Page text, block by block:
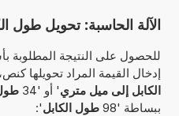
الآلة الحاسبة: تحويل طول
للحصول على النتيجة
إدخال القيمة المراد تحويلها
الكابل إلى ميل متري' أو '34
ببساطة '98
طول الكابل':